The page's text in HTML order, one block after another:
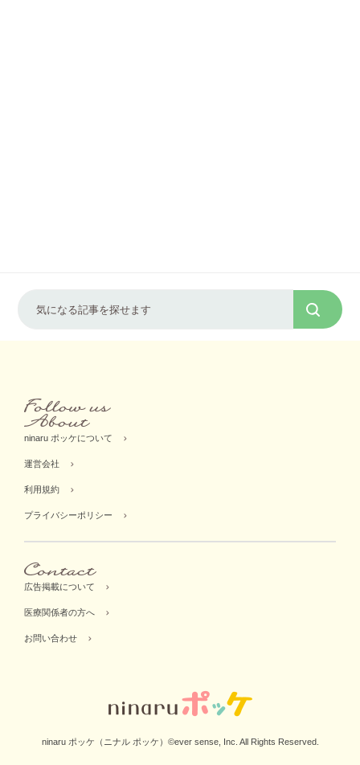
ninaru ポッケについて
運営会社
利用規約
プライバシーポリシー
広告掲載について
医療関係者の方へ
お問い合わせ
ninaru ポッケ（ニナル ポッケ）©ever sense, Inc. All Rights Reserved.